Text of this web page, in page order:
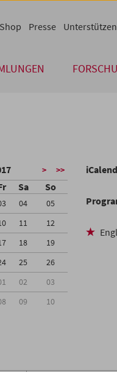
Shop Presse Unterstützen
> >>
Sa So
04
05
11
12
18
19
25
26
02
03
09 10